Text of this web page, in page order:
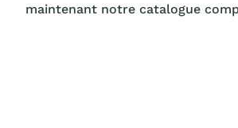
maintenant notre catalogue